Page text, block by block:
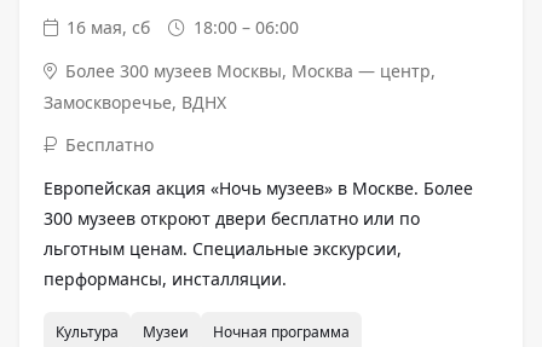
16 мая, сб
18:00 – 06:00
Более 300 музеев Москвы, Москва — центр,
Замоскворечье, ВДНХ
Бесплатно
Европейская акция «Ночь музеев» в Москве. Более
300 музеев откроют двери бесплатно или по
льготным ценам. Специальные экскурсии,
перформансы, инсталляции.
Культура Музеи Ночная программа